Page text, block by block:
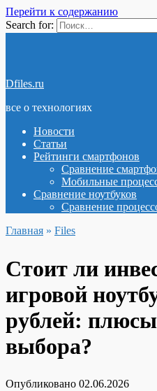
Перейти к содержанию
Search for:
Dfiles.ru
все о технологиях
Новости
Статьи
Рейтинги смартфонов
Сравнение
Мобильные
Сравнение ноутбуков
Сравнение
Главная » Files
Стоит ли
игровой
рублей:
выбора?
Опубликовано 02.06.2026